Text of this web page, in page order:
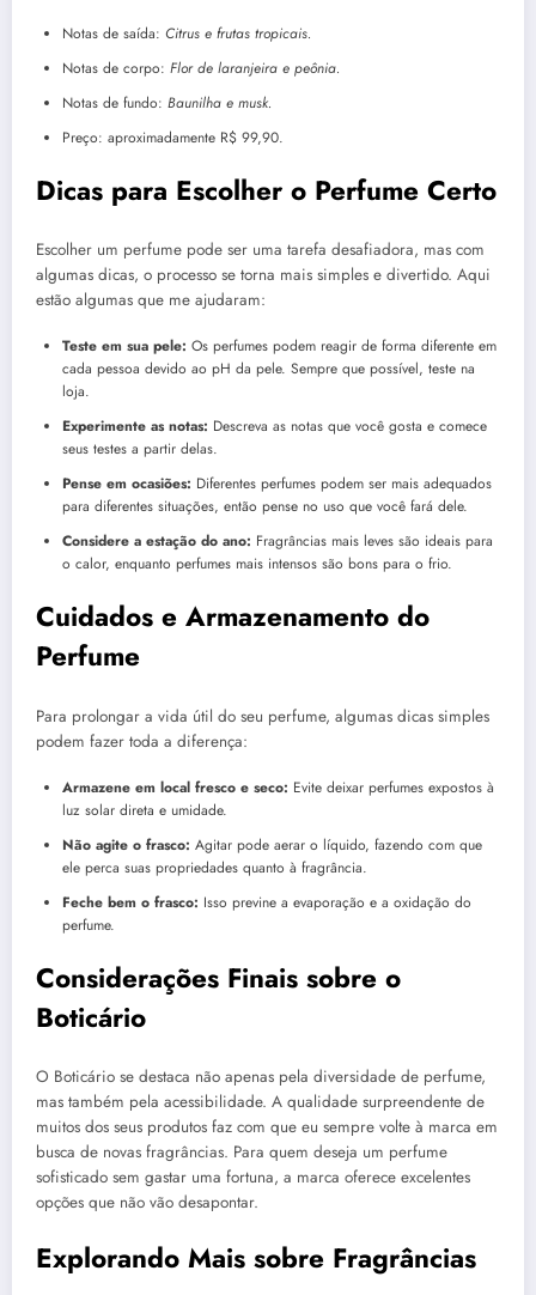
Notas de saída: Citrus e frutas tropicais.
Notas de corpo: Flor de laranjeira e peônia.
Notas de fundo: Baunilha e musk.
Preço: aproximadamente R$ 99,90.
Dicas para Escolher o Perfume Certo
Escolher um perfume pode ser uma tarefa desafiadora, mas com
algumas dicas, o processo se torna mais simples e divertido. Aqui
estão algumas que me ajudaram:
Teste em sua pele: Os perfumes podem reagir de forma diferente em
cada pessoa devido ao pH da pele. Sempre que possível, teste na
loja.
Experimente as notas: Descreva as notas que você gosta e comece
seus testes a partir delas.
Pense em ocasiões: Diferentes perfumes podem ser mais adequados
para diferentes situações, então pense no uso que você fará dele.
Considere a estação do ano: Fragrâncias mais leves são ideais para
o calor, enquanto perfumes mais intensos são bons para o frio.
Cuidados e Armazenamento do
Perfume
Para prolongar a vida útil do seu perfume, algumas dicas simples
podem fazer toda a diferença:
Armazene em local fresco e seco: Evite deixar perfumes expostos à
luz solar direta e umidade.
Não agite o frasco: Agitar pode aerar o líquido, fazendo com que
ele perca suas propriedades quanto à fragrância.
Feche bem o frasco: Isso previne a evaporação e a oxidação do
perfume.
Considerações Finais sobre o
Boticário
O Boticário se destaca não apenas pela diversidade de perfume,
mas também pela acessibilidade. A qualidade surpreendente de
muitos dos seus produtos faz com que eu sempre volte à marca em
busca de novas fragrâncias. Para quem deseja um perfume
sofisticado sem gastar uma fortuna, a marca oferece excelentes
opções que não vão desapontar.
Explorando Mais sobre Fragrâncias